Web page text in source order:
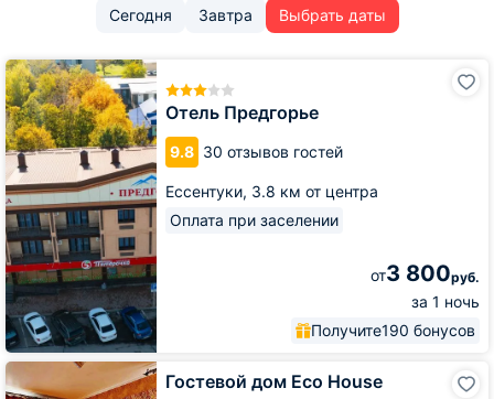
Сегодня Завтра Выбрать даты
Отель Предгорье
9.8 30 отзывов гостей
Ессентуки, 3.8 км от центра
Оплата при заселении
от3 800руб.
за 1 ночь
Получите190 бонусов
Отель
Предгорье
Гостевой дом Eco House
Гостевой
дом